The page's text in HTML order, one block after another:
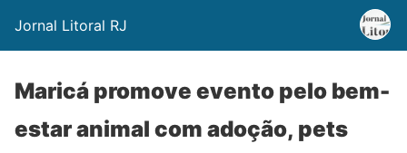
Jornal Litoral RJ
Maricá promove evento pelo bem-
estar animal com adoção, pets